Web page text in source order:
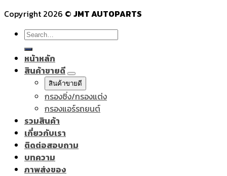
Copyright 2026 © JMT AUTOPARTS
Search
for:
หน้าหลัก
สินค้าขายดี
สินค้าขายดี
กรองซิ่ง/กรองแต่ง
กรองแอร์รถยนต์
รวมสินค้า
เกี่ยวกับเรา
ติดต่อสอบถาม
บทความ
ภาพส่งของ